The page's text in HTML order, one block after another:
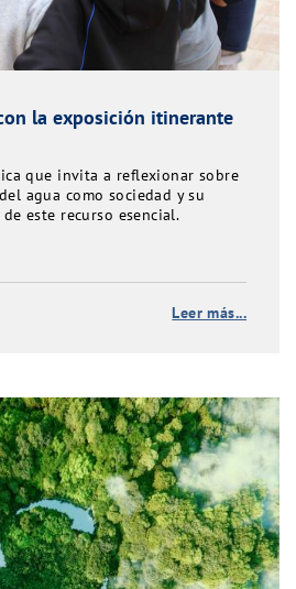
la exposición itinerante
que invita a reflexionar sobre
agua como sociedad y su
este recurso esencial.
Leer más...